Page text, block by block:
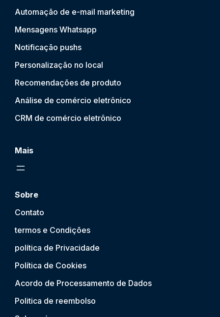
Automação de e-mail marketing
Mensagens Whatsapp
Notificação pushs
Personalização no local
Recomendações de produto
Análise de comércio eletrônico
CRM de comércio eletrônico
Mais
Sobre
Contato
termos e Condições
política de Privacidade
Política de Cookies
Acordo de Processamento de Dados
Politica de reembolso